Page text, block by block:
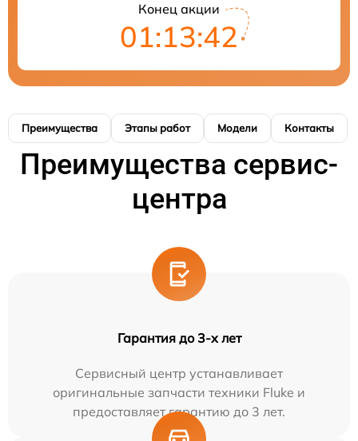
Конец акции
01:13:41
Преимущества Этапы работ Модели Контакты
Преимущества сервис-
центра
Гарантия до 3-х лет
Сервисный центр устанавливает
оригинальные запчасти техники Fluke и
предоставляет гарантию до 3 лет.